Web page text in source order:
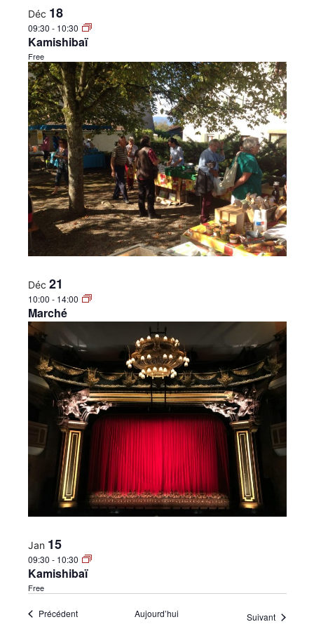
Déc 18
09:30 - 10:30
Kamishibaï
Free
Déc 21
10:00 - 14:00
Marché
Jan 15
09:30 - 10:30
Kamishibaï
Free
PrécédentÉvènements Aujourd’hui Suivant